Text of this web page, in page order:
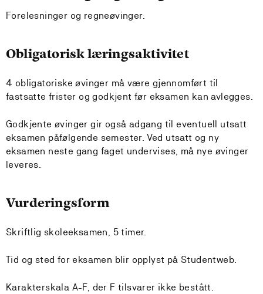
Forelesninger og regneøvinger.
Obligatorisk læringsaktivitet
4 obligatoriske øvinger må være gjennomført til
fastsatte frister og godkjent før eksamen kan avlegges.
Godkjente øvinger gir også adgang til eventuell utsatt
eksamen påfølgende semester. Ved utsatt og ny
eksamen neste gang faget undervises, må nye øvinger
leveres.
Vurderingsform
Skriftlig skoleeksamen, 5 timer.
Tid og sted for eksamen blir opplyst på Studentweb.
Karakterskala A-F, der F tilsvarer ikke bestått.